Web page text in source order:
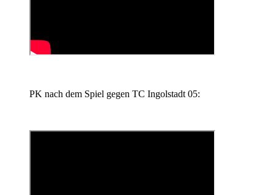
PK nach dem Spiel gegen TC Ingolstadt 05: